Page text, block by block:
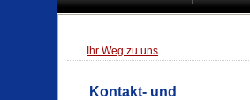
Ihr Weg zu uns
Kontakt- und